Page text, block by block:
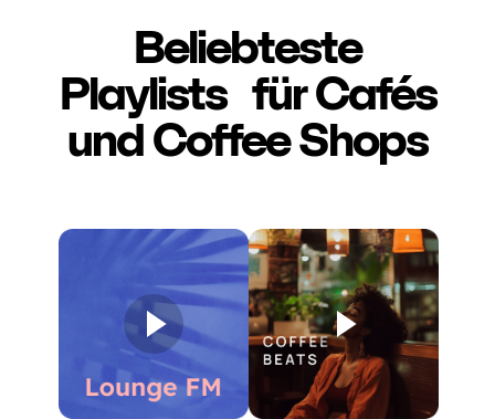
Beliebteste
Playlists für Cafés
und Coffee Shops